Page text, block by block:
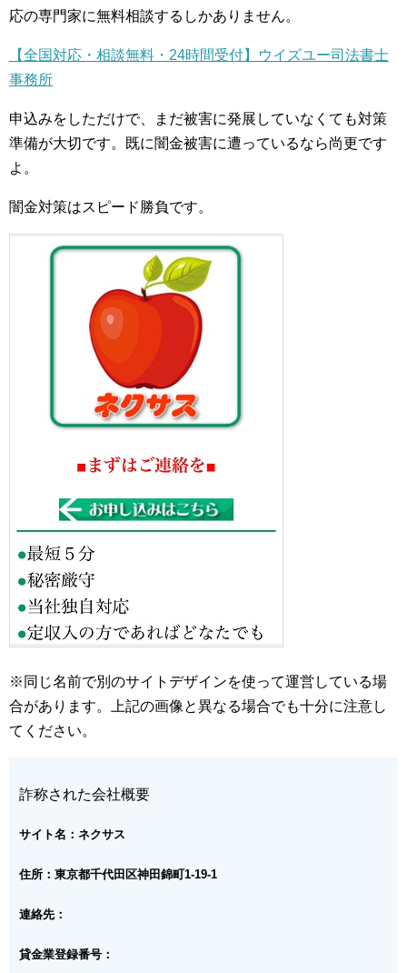
応の専門家に無料相談するしかありません。
【全国対応・相談無料・24時間受付】ウイズユー司法書士
事務所
申込みをしただけで、まだ被害に発展していなくても対策
準備が大切です。既に闇金被害に遭っているなら尚更です
よ。
闇金対策はスピード勝負です。
※同じ名前で別のサイトデザインを使って運営している場
合があります。上記の画像と異なる場合でも十分に注意し
てください。
詐称された会社概要
サイト名：ネクサス
住所：東京都千代田区神田錦町1-19-1
連絡先：
貸金業登録番号：